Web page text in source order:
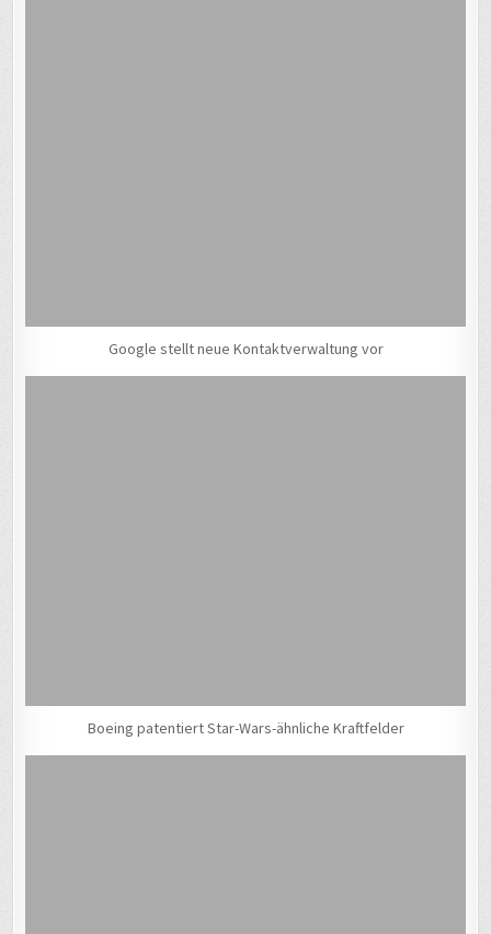
Google stellt neue Kontaktverwaltung vor
Boeing patentiert Star-Wars-ähnliche Kraftfelder